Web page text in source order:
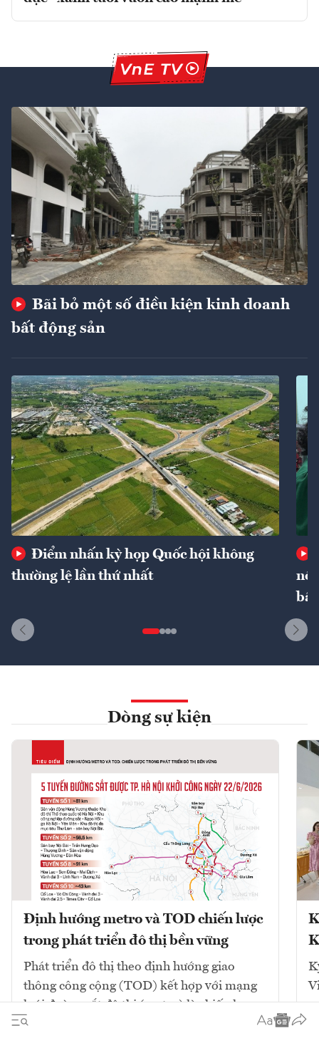
Bãi bỏ một số điều kiện kinh doanh
bất động sản
Điểm nhấn kỳ họp Quốc hội không
thường lệ lần thứ nhất
Dòng sự kiện
Định hướng metro và TOD chiến lược
trong phát triển đô thị bền vững
Phát triển đô thị theo định hướng giao
thông công cộng (TOD) kết hợp với mạng
lưới đường sắt đô thị (metro) là chiến lược
cốt lõi để giải quyết ùn tắc và tái cấu trúc